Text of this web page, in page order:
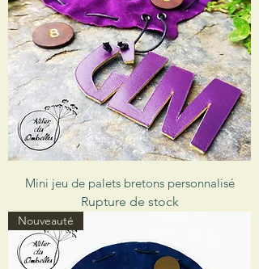
Mini jeu de palets bretons personnalisé
Rupture de stock
Nouveauté